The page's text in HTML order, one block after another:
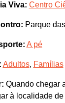
Viva: Centro
Parque
A pé
Adultos, Famílias
Quando chegar
à localidade